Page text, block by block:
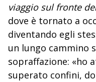
viaggio sul fronte
dove è tornato a
diventando egli
un lungo cammino
sopraffazione: «ho
superato confini,